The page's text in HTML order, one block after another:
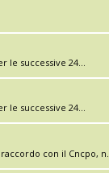
le successive 24...
le successive 24...
con il Cncpo, n...